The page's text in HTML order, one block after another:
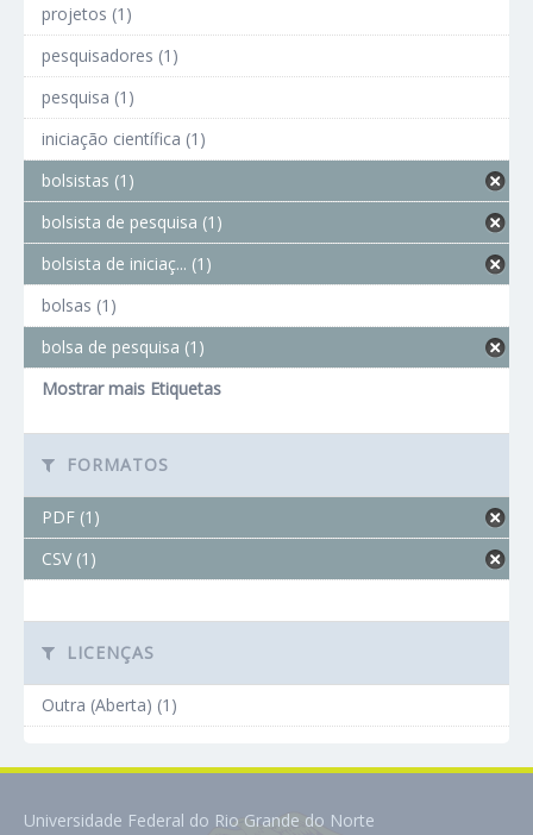
projetos (1)
pesquisadores (1)
pesquisa (1)
iniciação científica (1)
bolsistas (1)
bolsista de pesquisa (1)
bolsista de iniciaç... (1)
bolsas (1)
bolsa de pesquisa (1)
Mostrar mais Etiquetas
FORMATOS
PDF (1)
CSV (1)
LICENÇAS
Outra (Aberta) (1)
Universidade Federal do Rio Grande do Norte